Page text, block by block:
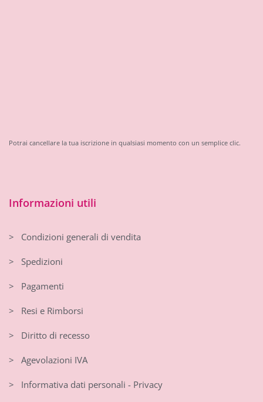
Potrai cancellare la tua iscrizione in qualsiasi momento con un semplice clic.
Informazioni utili
> Condizioni generali di vendita
> Spedizioni
> Pagamenti
> Resi e Rimborsi
> Diritto di recesso
> Agevolazioni IVA
> Informativa dati personali - Privacy